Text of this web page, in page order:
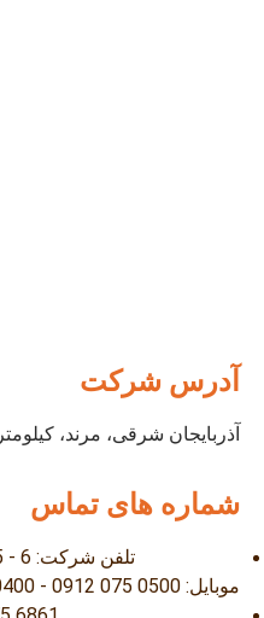
آدرس شرکت
آذربایجان شرقی، مرند، کیلومتر 20 جاده مرند – بازرگان
شماره های تماس
تلفن شرکت: 6 - 55 55 38 42 (041)